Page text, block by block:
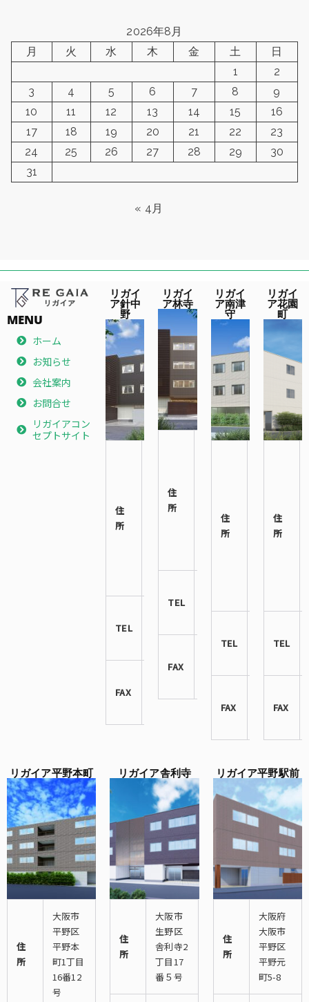
2026年8月
月
火 水 木 金 土
日
1
2
3
4 5 6 7 8
9
10
11 12 13 14 15
16
17
18 19 20 21 22
23
24
25 26 27 28 29
30
31
« 4月
MENU
ホーム
お知らせ
会社案内
お問合せ
リガイアコン
セプトサイト
リガイ
ア針中
野
住
所
0014
大阪
TEL
FAX
リガイ
ア林寺
住
所
林寺
TEL
FAX
リガイ
ア南津
守
住
所
市西
成区
TEL
4398-
FAX
4398-
リガイ
ア花園
町
住
所
TEL
FAX
リガイア平野本町
住
所
大阪市
平野区
平野本
町1丁目
16番12
号
リガイア舎利寺
住
所
大阪市
生野区
舎利寺2
丁目17
番５号
リガイア平野駅前
住
所
大阪府
大阪市
平野区
平野元
町5-8